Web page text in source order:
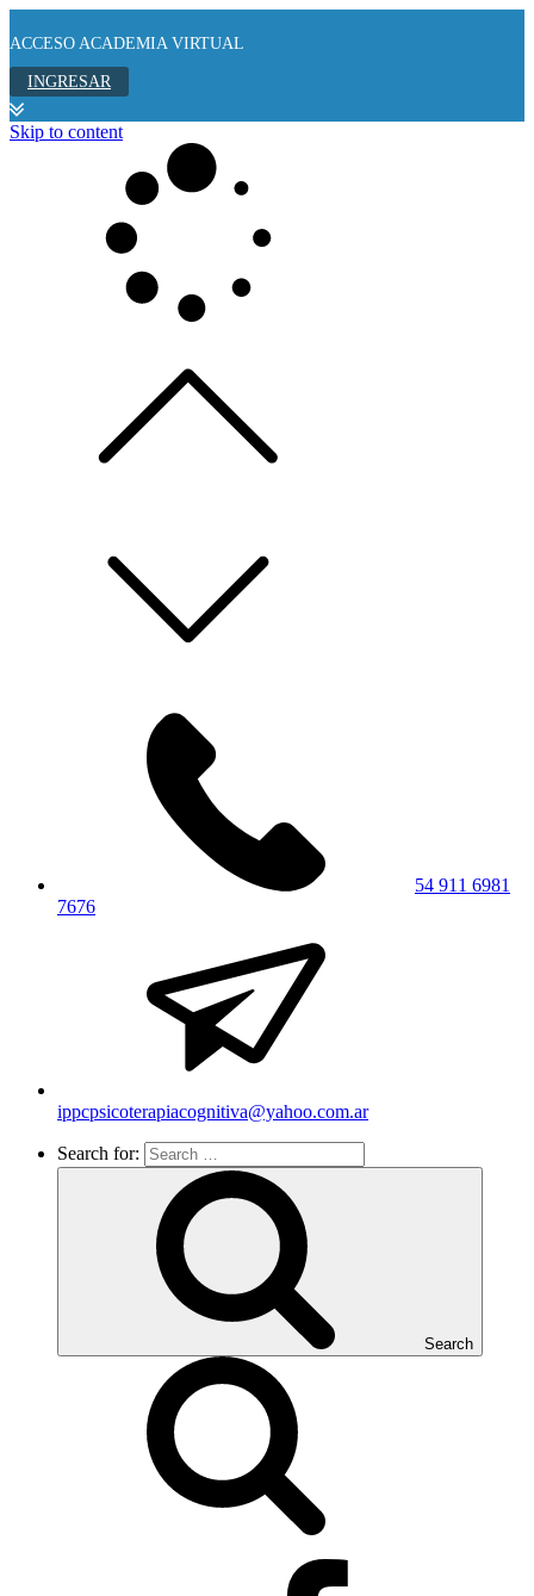
ACCESO ACADEMIA VIRTUAL
INGRESAR
Skip to content
54 911 6981
7676
ippcpsicoterapiacognitiva@yahoo.com.ar
Search for:
Search